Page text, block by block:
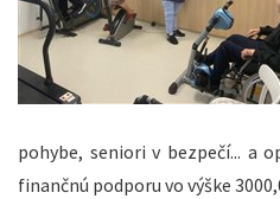
pohybe, seniori v bezpečí... a
finančnú podporu vo výške